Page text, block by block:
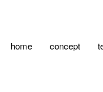
home concept